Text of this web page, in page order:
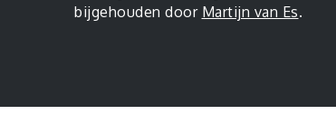
bijgehouden door Martijn van Es.